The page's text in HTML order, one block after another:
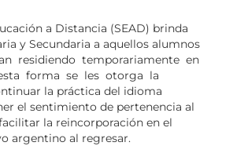
a Distancia (SEAD) brinda
y Secundaria a aquellos alumnos
residiendo temporariamente en
forma se les otorga la
la práctica del idioma
el sentimiento de pertenencia al
la reincorporación en el
argentino al regresar.